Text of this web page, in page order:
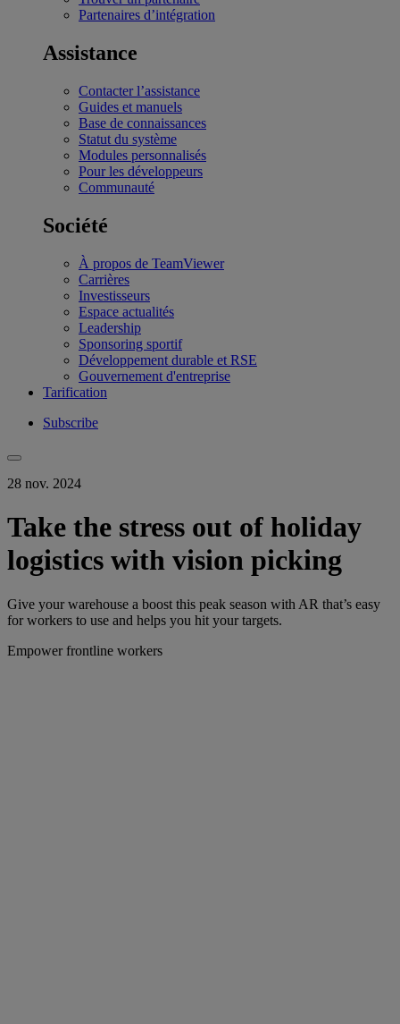
Partenaires d’intégration
Assistance
Contacter l’assistance
Guides et manuels
Base de connaissances
Statut du système
Modules personnalisés
Pour les développeurs
Communauté
Société
À propos de TeamViewer
Carrières
Investisseurs
Espace actualités
Leadership
Sponsoring sportif
Développement durable et RSE
Gouvernement d'entreprise
Tarification
Subscribe
28 nov. 2024
Take the stress out of holiday
logistics with vision picking
Give your warehouse a boost this peak season with AR that’s easy
for workers to use and helps you hit your targets.
Empower frontline workers